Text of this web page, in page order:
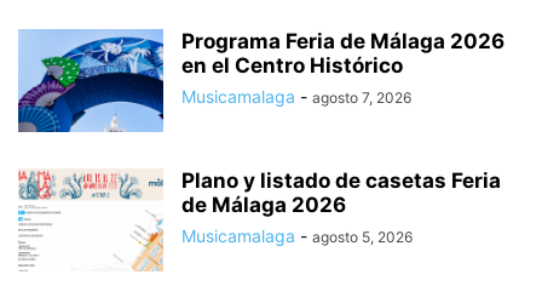
Programa Feria de Málaga 2026
en el Centro Histórico
Musicamalaga - agosto 7, 2026
Plano y listado de casetas Feria
de Málaga 2026
Musicamalaga - agosto 5, 2026